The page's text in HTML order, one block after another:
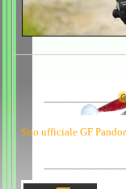
Sito ufficiale GF